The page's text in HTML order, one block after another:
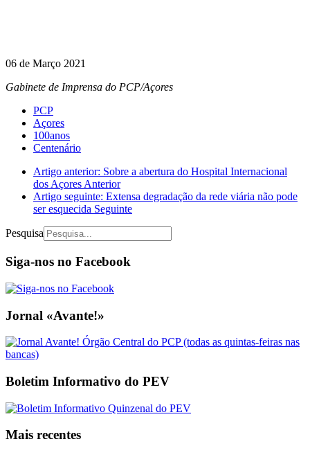
06 de Março 2021
Gabinete de Imprensa do PCP/Açores
PCP
Açores
100anos
Centenário
Artigo anterior: Sobre a abertura do Hospital Internacional
dos AçoresAnterior
Artigo seguinte: Extensa degradação da rede viária não pode
ser esquecida Seguinte
Pesquisa
Siga-nos no Facebook
Jornal «Avante!»
Boletim Informativo do PEV
Mais recentes